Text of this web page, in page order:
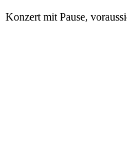
Konzert mit Pause,